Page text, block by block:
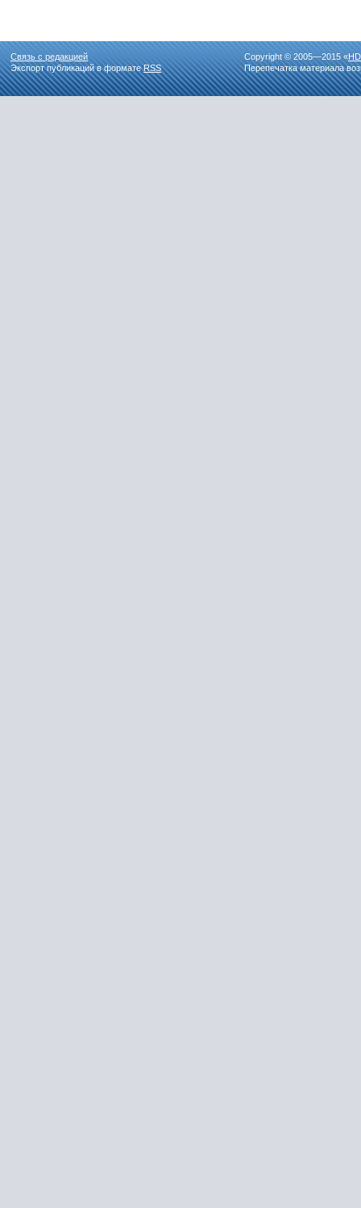
Связь с редакцией
Экспорт публикаций в форматеRSS
Copyright © 2005—2015 «
Перепечатка материала